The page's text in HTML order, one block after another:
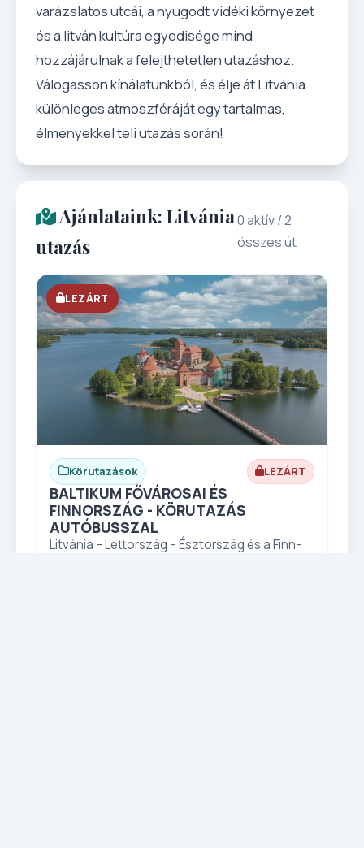
varázslatos utcái, a nyugodt vidéki környezet
és a litván kultúra egyedisége mind
hozzájárulnak a felejthetetlen utazáshoz.
Válogasson kínálatunkból, és élje át Litvánia
különleges atmoszféráját egy tartalmas,
élményekkel teli utazás során!
Ajánlataink: Litvánia
utazás
0 aktív / 2
összes út
LEZÁRT
Körutazások LEZÁRT
BALTIKUM FŐVÁROSAI ÉS
FINNORSZÁG - KÖRUTAZÁS
AUTÓBUSSZAL
Litvánia – Lettország – Észtország és a Finn-